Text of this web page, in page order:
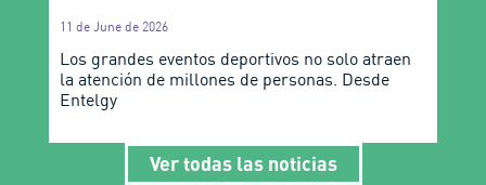
11 de June de 2026
Los grandes eventos deportivos no solo atraen
la atención de millones de personas. Desde
Entelgy
Ver todas las noticias